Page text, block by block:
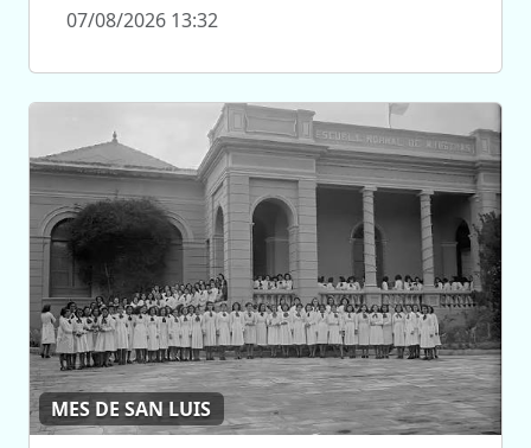
07/08/2026 13:32
MES DE SAN LUIS